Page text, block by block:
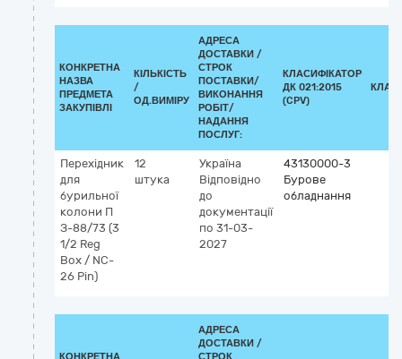
КОНКРЕТНА
НАЗВА
ПРЕДМЕТА
ЗАКУПІВЛІ
КІЛЬКІСТЬ
/
ОД.ВИМІРУ
АДРЕСА
ДОСТАВКИ /
СТРОК
ПОСТАВКИ/
ВИКОНАННЯ
РОБІТ/
НАДАННЯ
ПОСЛУГ:
КЛАСИФІКАТОР
ДК 021:2015
(CPV)
Перехідник
для
бурильної
колони П
З-88/73 (3
1/2 Reg
Box / NC-
26 Pin)
12
штука
Україна
Відповідно
до
документації
по 31-03-
2027
43130000-3
Бурове
обладнання
АДРЕСА
ДОСТАВКИ /